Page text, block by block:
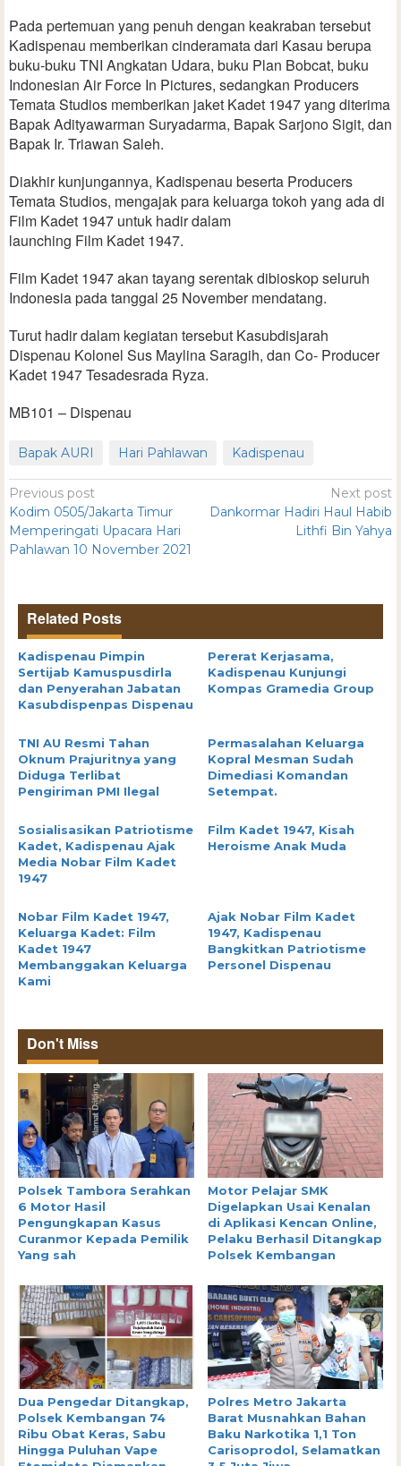
Pada pertemuan yang penuh dengan keakraban tersebut
Kadispenau memberikan cinderamata dari Kasau berupa
buku-buku TNI Angkatan Udara, buku Plan Bobcat, buku
Indonesian Air Force In Pictures, sedangkan Producers
Temata Studios memberikan jaket Kadet 1947 yang diterima
Bapak Adityawarman Suryadarma, Bapak Sarjono Sigit, dan
Bapak Ir. Triawan Saleh.
Diakhir kunjungannya, Kadispenau beserta Producers
Temata Studios, mengajak para keluarga tokoh yang ada di
Film Kadet 1947 untuk hadir dalam
launching Film Kadet 1947.
Film Kadet 1947 akan tayang serentak dibioskop seluruh
Indonesia pada tanggal 25 November mendatang.
Turut hadir dalam kegiatan tersebut Kasubdisjarah
Dispenau Kolonel Sus Maylina Saragih, dan Co- Producer
Kadet 1947 Tesadesrada Ryza.
MB101 – Dispenau
Bapak AURI Hari Pahlawan Kadispenau
Previous post
Kodim 0505/Jakarta Timur
Memperingati Upacara Hari
Pahlawan 10 November 2021
Next post
Dankormar Hadiri Haul Habib
Lithfi Bin Yahya
Related Posts
Kadispenau Pimpin
Sertijab Kamuspusdirla
dan Penyerahan Jabatan
Kasubdispenpas Dispenau
Pererat Kerjasama,
Kadispenau Kunjungi
Kompas Gramedia Group
TNI AU Resmi Tahan
Oknum Prajuritnya yang
Diduga Terlibat
Pengiriman PMI Ilegal
Permasalahan Keluarga
Kopral Mesman Sudah
Dimediasi Komandan
Setempat.
Sosialisasikan Patriotisme
Kadet, Kadispenau Ajak
Media Nobar Film Kadet
1947
Film Kadet 1947, Kisah
Heroisme Anak Muda
Nobar Film Kadet 1947,
Keluarga Kadet: Film
Kadet 1947
Membanggakan Keluarga
Kami
Ajak Nobar Film Kadet
1947, Kadispenau
Bangkitkan Patriotisme
Personel Dispenau
Don't Miss
Polsek Tambora Serahkan
6 Motor Hasil
Pengungkapan Kasus
Curanmor Kepada Pemilik
Yang sah
Motor Pelajar SMK
Digelapkan Usai Kenalan
di Aplikasi Kencan Online,
Pelaku Berhasil Ditangkap
Polsek Kembangan
Dua Pengedar Ditangkap,
Polsek Kembangan 74
Ribu Obat Keras, Sabu
Hingga Puluhan Vape
Polres Metro Jakarta
Barat Musnahkan Bahan
Baku Narkotika 1,1 Ton
Carisoprodol, Selamatkan